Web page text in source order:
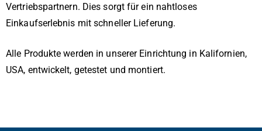
Vertriebspartnern. Dies sorgt für ein nahtloses
Einkaufserlebnis mit schneller Lieferung.
Alle Produkte werden in unserer Einrichtung in Kalifornien,
USA, entwickelt, getestet und montiert.